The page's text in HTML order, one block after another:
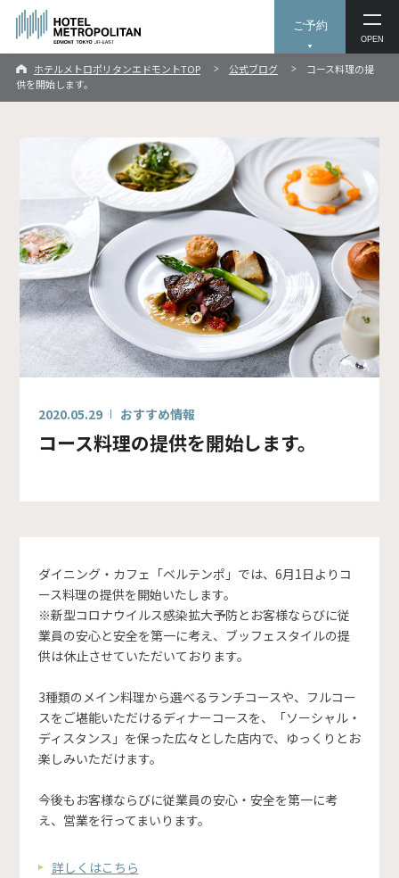
ご予約
OPEN
ホテルメトロポリタンエドモントTOP 公式ブログ
コース料理の提
供を開始します。
2020.05.29 おすすめ情報
コース料理の提供を開始します。
ダイニング・カフェ「ベルテンポ」では、6月1日よりコ
ース料理の提供を開始いたします。
※新型コロナウイルス感染拡大予防とお客様ならびに従
業員の安心と安全を第一に考え、ブッフェスタイルの提
供は休止させていただいております。
3種類のメイン料理から選べるランチコースや、フルコー
スをご堪能いただけるディナーコースを、「ソーシャル・
ディスタンス」を保った広々とした店内で、ゆっくりとお
楽しみいただけます。
今後もお客様ならびに従業員の安心・安全を第一に考
え、営業を行ってまいります。
詳しくはこちら